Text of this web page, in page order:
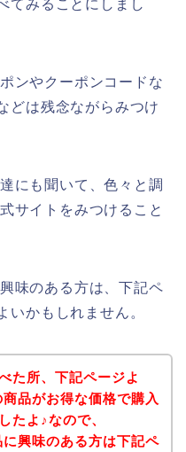
てみることにしまし
ンやクーポンコードな
どは残念ながらみつけ
にも聞いて、色々と調
サイトをみつけること
味のある方は、下記ペ
いかもしれません。
た所、下記ページよ
品がお得な価格で購入
たよ♪なので、
興味のある方は下記ペ